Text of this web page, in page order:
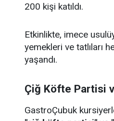
200 kişi katıldı.
Etkinlikte, imece
yemekleri ve tatlıları
yaşandı.
Çiğ Köfte Partisi
GastroÇubuk